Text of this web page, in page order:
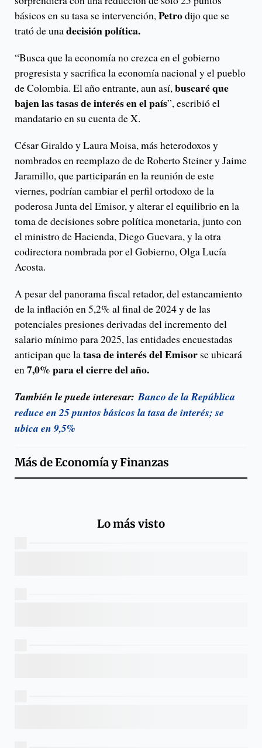
básicos en su tasa se intervención,Petrodijo que se
trató de unadecisión política.
“Busca que la economía no crezca en el gobierno
progresista y sacrifica la economía nacional y el pueblo
de Colombia. El año entrante, aun así,buscaré que
bajen las tasas de interés en el país”, escribió el
mandatario en su cuenta de X.
César Giraldo y Laura Moisa, más heterodoxos y
nombrados en reemplazo de de Roberto Steiner y Jaime
Jaramillo, que participarán en la reunión de este
viernes, podrían cambiar el perfil ortodoxo de la
poderosa Junta del Emisor, y alterar el equilibrio en la
toma de decisiones sobre política monetaria, junto con
el ministro de Hacienda, Diego Guevara, y la otra
codirectora nombrada por el Gobierno, Olga Lucía
Acosta.
A pesar del panorama fiscal retador, del estancamiento
de la inflación en 5,2% al final de 2024 y de las
potenciales presiones derivadas del incremento del
salario mínimo para 2025, las entidades encuestadas
anticipan que latasa de interés del Emisor se ubicará
en7,0% para el cierre del año.
También le puede interesar: Banco de la República
reduce en 25 puntos básicos la tasa de interés; se
ubica en 9,5%
Más deEconomía y Finanzas
Lo más visto